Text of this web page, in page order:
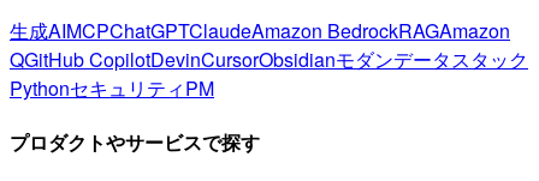
生成AIMCPChatGPTClaudeAmazon BedrockRAGAmazon
QGitHub CopilotDevinCursorObsidianモダンデータスタック
PythonセキュリティPM
プロダクトやサービスで探す